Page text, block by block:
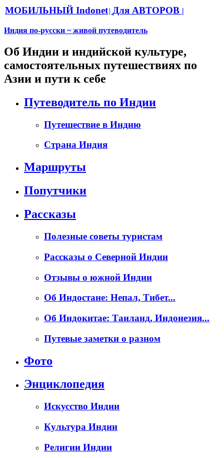
МОБИЛЬНЫЙ Indonet| Для АВТОРОВ |
Индия по-русски ~ живой путеводитель
Об Индии и индийской культуре,
самостоятельных путешествиях по
Азии и пути к себе
Путеводитель по Индии
Путешествие в Индию
Страна Индия
Маршруты
Попутчики
Рассказы
Полезные советы туристам
Рассказы о Северной Индии
Отзывы о южной Индии
Об Индостане: Непал, Тибет...
Об Индокитае: Таиланд, Индонезия...
Путевые заметки о разном
Фото
Энциклопедия
Искусство Индии
Культура Индии
Религии Индии